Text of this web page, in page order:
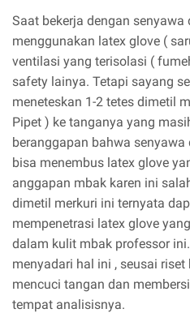
Saat bekerja dengan senyawa
menggunakan latex glove (
ventilasi yang terisolasi (
safety lainya. Tetapi sayang
meneteskan 1-2 tetes dimetil
Pipet ) ke tanganya yang
beranggapan bahwa
bisa menembus latex glove
anggapan mbak karen ini
dimetil merkuri ini ternyata
mempenetrasi latex glove
dalam kulit mbak professor
menyadari hal ini , seusai
mencuci tangan dan
tempat analisisnya.